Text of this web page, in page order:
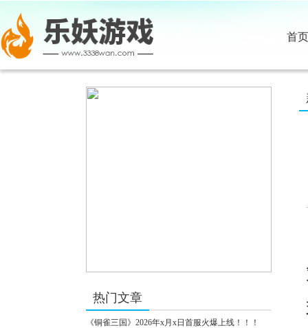
首页
热门文章
《铜雀三国》2026年x月x日首服火爆上线！！！